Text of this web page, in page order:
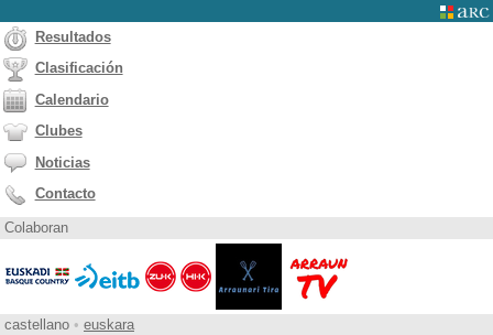
Resultados
Clasificación
Calendario
Clubes
Noticias
Contacto
Colaboran
castellano • euskara